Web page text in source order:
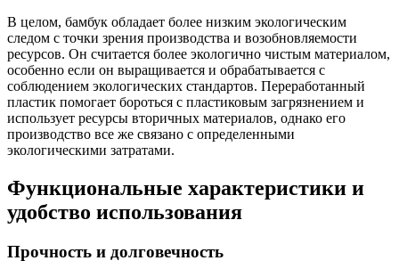
В целом, бамбук обладает более низким экологическим
следом с точки зрения производства и возобновляемости
ресурсов. Он считается более экологично чистым материалом,
особенно если он выращивается и обрабатывается с
соблюдением экологических стандартов. Переработанный
пластик помогает бороться с пластиковым загрязнением и
использует ресурсы вторичных материалов, однако его
производство все же связано с определенными
экологическими затратами.
Функциональные характеристики и
удобство использования
Прочность и долговечность